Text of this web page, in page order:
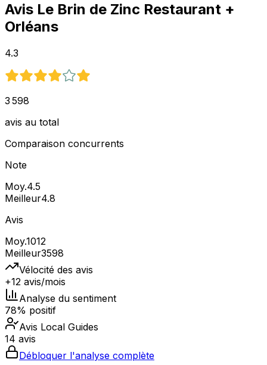
Avis Le Brin de Zinc Restaurant +
Orléans
4.3
3 598
avis au total
Comparaison concurrents
Note
Moy.4.5
Meilleur4.8
Avis
Moy.1012
Meilleur3598
Vélocité des avis
+12 avis/mois
Analyse du sentiment
78% positif
Avis Local Guides
14 avis
Débloquer l'analyse complète